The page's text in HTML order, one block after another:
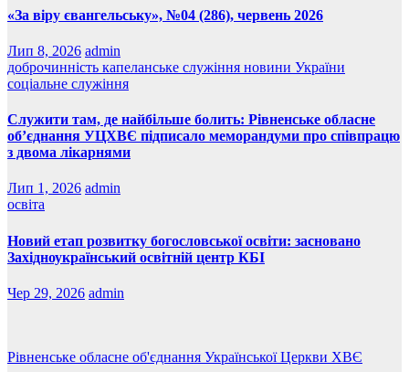
«За віру євангельську», №04 (286), червень 2026
Лип 8, 2026 admin
доброчинність капеланське служіння новини України
соціальне служіння
Служити там, де найбільше болить: Рівненське обласне
об’єднання УЦХВЄ підписало меморандуми про співпрацю
з двома лікарнями
Лип 1, 2026 admin
освіта
Новий етап розвитку богословської освіти: засновано
Західноукраїнський освітній центр КБІ
Чер 29, 2026 admin
Рівненське обласне об'єднання Української Церкви ХВЄ